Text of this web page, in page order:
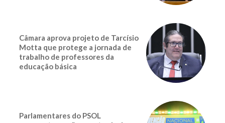
Câmara aprova projeto de Tarcísio
Motta que protege a jornada de
trabalho de professores da
educação básica
Parlamentares do PSOL